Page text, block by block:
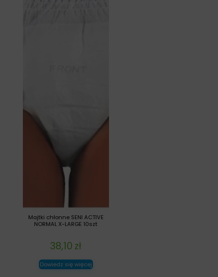
Majtki chłonne SENI ACTIVE
NORMAL X-LARGE 10szt
38,10 zł
Dowiedz się więcej